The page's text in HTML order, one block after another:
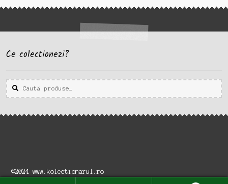
Ce colectionezi?
Caută
după:
Caută
©2024 www.kolectionarul.ro